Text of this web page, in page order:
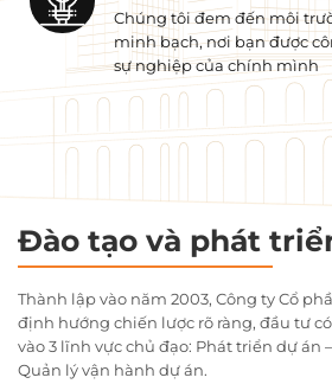
Chúng tôi đem đến môi
minh bạch, nơi bạn được
sự nghiệp của chính mình
Đào tạo và phát
Thành lập vào năm 2003, Công ty Cổ
định hướng chiến lược rõ ràng, đầu tư
vào 3 lĩnh vực chủ đạo: Phát triển dự án
Quản lý vận hành dự án.